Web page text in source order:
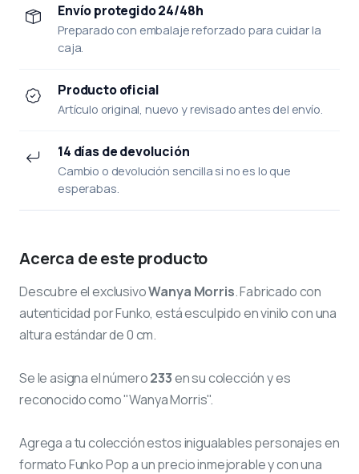
Envío protegido 24/48h
Preparado con embalaje reforzado para cuidar la
caja.
Producto oficial
Artículo original, nuevo y revisado antes del envío.
14 días de devolución
Cambio o devolución sencilla si no es lo que
esperabas.
Acerca de este producto
Descubre el exclusivoWanya Morris. Fabricado con
autenticidad por Funko, está esculpido en vinilo con una
altura estándar de 0 cm.
Se le asigna el número233en su colección y es
reconocido como "Wanya Morris".
Agrega a tu colección estos inigualables personajes en
formato Funko Pop a un precio inmejorable y con una